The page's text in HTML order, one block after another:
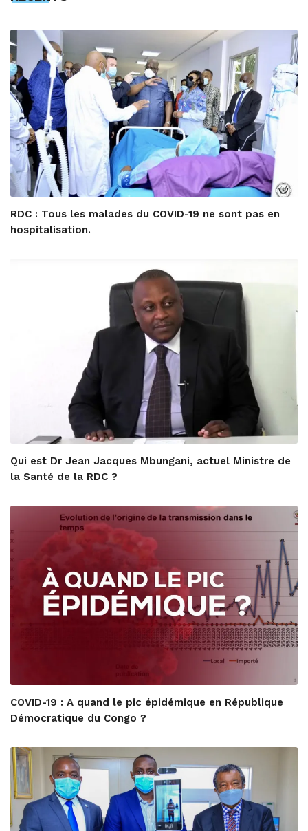
RDC : Tous les malades du COVID-19 ne sont pas en
hospitalisation.
Qui est Dr Jean Jacques Mbungani, actuel Ministre de
la Santé de la RDC ?
COVID-19 : A quand le pic épidémique en République
Démocratique du Congo ?